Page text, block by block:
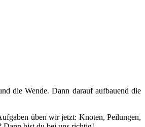
die Wende. Dann darauf aufbauend die
üben wir jetzt: Knoten, Peilungen,